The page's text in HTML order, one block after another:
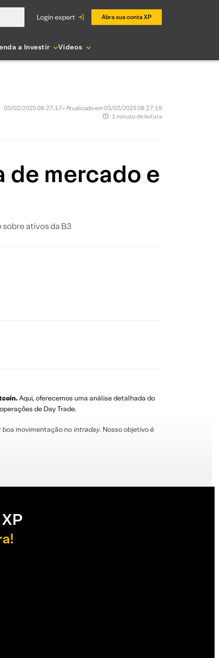
login expert Abra sua conta XP
a Investir Vídeos
03/02/2025 08:27:17 • Atualizado em 03/02/2025 08:27:19
1 minuto de leitura
de mercado e
ativos da B3
Aqui, oferecemos uma análise detalhada do
de Day Trade.
movimentação no intraday. Nosso objetivo é